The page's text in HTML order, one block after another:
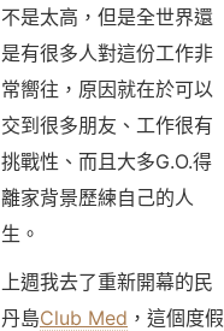
不是太高，但是全世界還
是有很多人對這份工作非
常嚮往，原因就在於可以
交到很多朋友、工作很有
挑戰性、而且大多G.O.得
離家背景歷練自己的人
生。
上週我去了重新開幕的民
丹島Club Med ，這個度假